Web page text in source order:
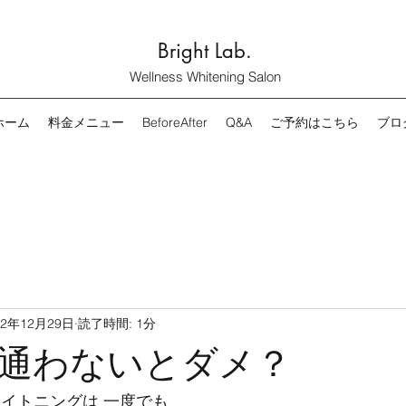
Bright Lab.
Wellness Whitening Salon
ーム 料金メニュー BeforeAfter Q&A ご予約はこちら ブロ
わないとダメ？
年12月29日 読了時間: 1分
トニングは 一度でも